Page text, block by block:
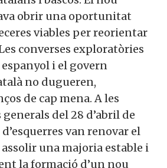
obrir una oportunitat
viables per reorientar
converses exploratòries
i el govern
no dugueren,
de cap mena. A les
del 28 d’abril de
van renovar el
una majoria estable i
la formació d’un nou